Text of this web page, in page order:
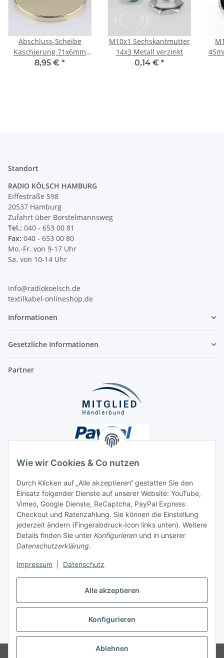
Alle akzeptieren
Konfigurieren
Ablehnen
Wie wir Cookies & Co nutzen
Durch Klicken auf „Alle akzeptieren“ gestatten Sie den
Einsatz folgender Dienste auf unserer Website: YouTube,
Vimeo, Google Dienste, ReCaptcha, PayPal Express
Checkout und Ratenzahlung. Sie können die Einstellung
jederzeit ändern (Fingerabdruck-Icon links unten). Weitere
Details finden Sie unter Konfigurieren und in unserer
Datenschutzerklärung.
Impressum Datenschutz
Abschluss-Scheibe
Kaschierung 71x6mm
Messing poliert für
8,95 € *
M10x1 Sechskantmutter
14x3 Metall verzinkt
0,14 € *
Standort
RADIO KÖLSCH HAMBURG
Eiffestraße 598
20537 Hamburg
Zufahrt über Borstelmannsweg
Tel.: 040 - 653 00 81
Fax: 040 - 653 00 80
Mo.-Fr. von 9-17 Uhr
Sa. von 10-14 Uhr
info@radiokoelsch.de
textilkabel-onlineshop.de
Informationen
Gesetzliche Informationen
Partner
Unsere Seiten
Social Media
Vertrag widerrufen
* Alle Preise inkl. gesetzlicher USt., ** siehe Lieferbedingungen, zzgl.
Versand